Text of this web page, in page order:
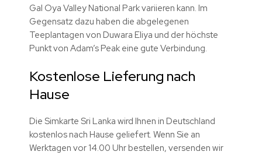
Gal Oya Valley National Park variieren kann. Im
Gegensatz dazu haben die abgelegenen
Teeplantagen von Duwara Eliya und der höchste
Punkt von Adam’s Peak eine gute Verbindung.
Kostenlose Lieferung nach
Hause
Die Simkarte Sri Lanka wird Ihnen in Deutschland
kostenlos nach Hause geliefert. Wenn Sie an
Werktagen vor 14.00 Uhr bestellen, versenden wir